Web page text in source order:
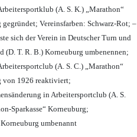
(A. S. K.) „Marathon“
gegründet; Vereinsfarben: Schwarz-Rot; –
sich der Verein in Deutscher Turn und
(D. T. R. B.) Korneuburg umbenennen;
(A. S. C.) „Marathon“
von 1926 reaktiviert;
in Arbeitersportclub (A. S.
Sparkasse“ Korneuburg;
umbenannt